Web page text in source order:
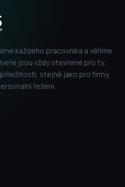
každého pracovníka a věříme
jsou vždy otevřené pro ty,
stejně jako pro firmy,
řešení.